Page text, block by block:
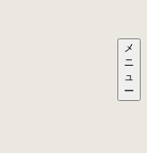
メ
ニ
ュ
ー